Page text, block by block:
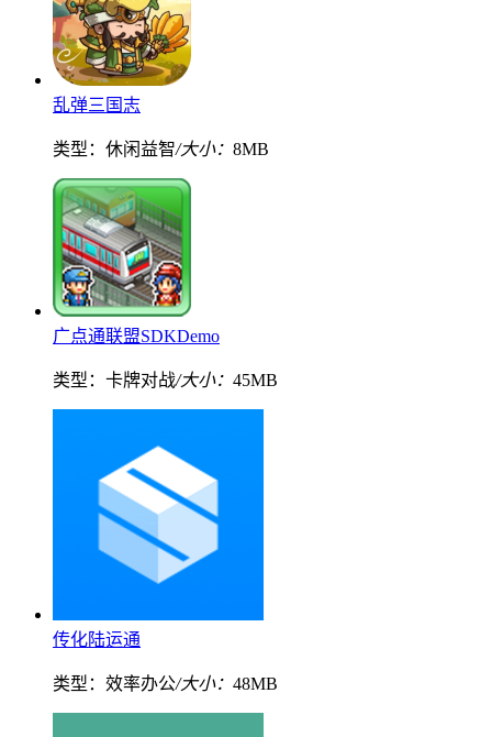
乱弹三国志
类型：休闲益智/大小： 8MB
广点通联盟SDKDemo
类型：卡牌对战/大小： 45MB
传化陆运通
类型：效率办公/大小： 48MB